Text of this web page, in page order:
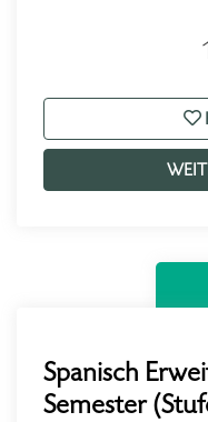
Spanisch
Semester